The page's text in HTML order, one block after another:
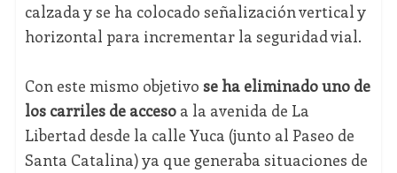
calzada y se ha colocado señalización vertical y
horizontal para incrementar la seguridad vial.
Con este mismo objetivo se ha eliminado uno de
los carriles de accesoa la avenida de La
Libertad desde la calle Yuca (junto al Paseo de
Santa Catalina) ya que generaba situaciones de